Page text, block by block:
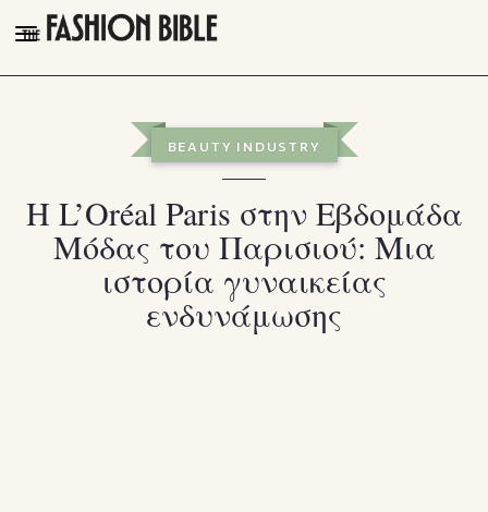
THE FASHION BIBLE
TALK OF THE TOWN
PLEASURES
BEAUTY INDUSTRY
Η L’Oréal Paris στην Εβδομάδα
Μόδας του Παρισιού: Μια
ιστορία γυναικείας
ενδυνάμωσης